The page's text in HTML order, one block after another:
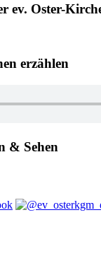
ev. Oster-
erzählen
& Sehen